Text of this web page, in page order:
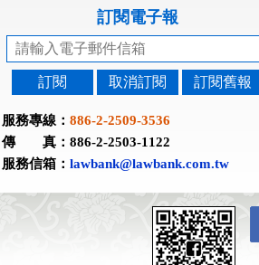
訂閱電子報
訂閱 取消訂閱 訂閱舊報
服務專線： 886-2-2509-3536
傳 真：886-2-2503-1122
服務信箱： lawbank@lawbank.com.tw